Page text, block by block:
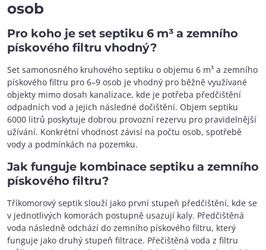
osob
Pro koho je set septiku 6 m³ a zemního
pískového filtru vhodný?
Set samonosného kruhového septiku o objemu 6 m³ a zemního
pískového filtru pro 6–9 osob je vhodný pro běžně využívané
objekty mimo dosah kanalizace, kde je potřeba předčištění
odpadních vod a jejich následné dočištění. Objem septiku
6000 litrů poskytuje dobrou provozní rezervu pro pravidelnější
užívání. Konkrétní vhodnost závisí na počtu osob, spotřebě
vody a podmínkách na pozemku.
Jak funguje kombinace septiku a zemního
pískového filtru?
Tříkomorový septik slouží jako první stupeň předčištění, kde se
v jednotlivých komorách postupně usazují kaly. Předčištěná
voda následně odchází do zemního pískového filtru, který
funguje jako druhý stupeň filtrace. Přečištěná voda z filtru